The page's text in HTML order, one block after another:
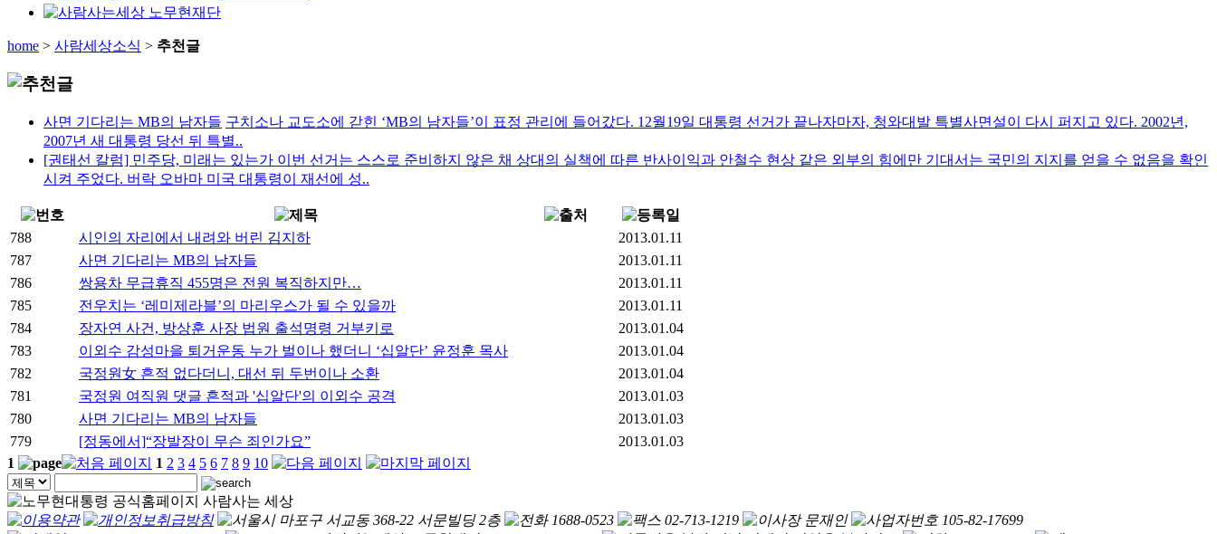
home > 사람세상소식 > 추천글
사면 기다리는 MB의 남자들 구치소나 교도소에 갇힌 ‘MB의 남자들’이 표정 관리에 들어갔다. 12월19일 대통령 선거가 끝나자마자, 청와대발 특별사면설이 다시 퍼지고 있다. 2002년,
2007년 새 대통령 당선 뒤 특별..
[권태선 칼럼] 민주당, 미래는 있는가 이번 선거는 스스로 준비하지 않은 채 상대의 실책에 따른 반사이익과 안철수 현상 같은 외부의 힘에만 기대서는 국민의 지지를 얻을 수 없음을 확인
시켜 주었다. 버락 오바마 미국 대통령이 재선에 성..
788 시인의 자리에서 내려와 버린 김지하
2013.01.11
787
사면 기다리는 MB의 남자들
2013.01.11
786
쌍용차 무급휴직 455명은 전원 복직하지만…
2013.01.11
785
전우치는 ‘레미제라블’의 마리우스가 될 수 있을까
2013.01.11
784
장자연 사건, 방상훈 사장 법원 출석명령 거부키로
2013.01.04
783
이외수 감성마을 퇴거운동 누가 벌이나 했더니 ‘십알단’ 윤정훈 목사
2013.01.04
782
국정원女 흔적 없다더니, 대선 뒤 두번이나 소환
2013.01.04
781
국정원 여직원 댓글 흔적과 '십알단'의 이외수 공격
2013.01.03
780
사면 기다리는 MB의 남자들
2013.01.03
779
[정동에서]“장발장이 무슨 죄인가요”
2013.01.03
1
1 2 3 4 5 6 7 8 9 10